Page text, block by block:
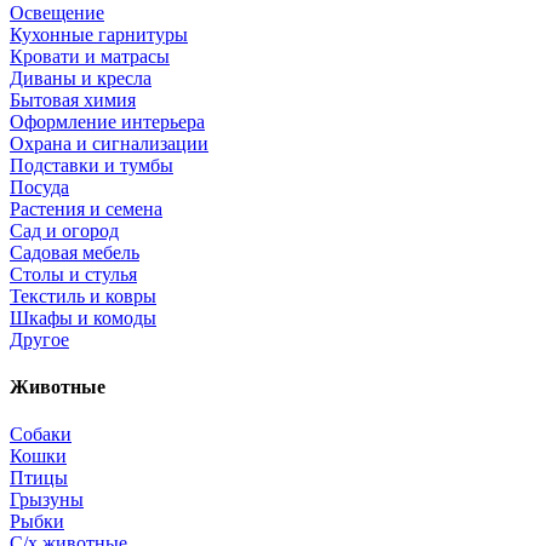
Освещение
Кухонные гарнитуры
Кровати и матрасы
Диваны и кресла
Бытовая химия
Оформление интерьера
Охрана и сигнализации
Подставки и тумбы
Посуда
Растения и семена
Сад и огород
Садовая мебель
Столы и стулья
Текстиль и ковры
Шкафы и комоды
Другое
Животные
Собаки
Кошки
Птицы
Грызуны
Рыбки